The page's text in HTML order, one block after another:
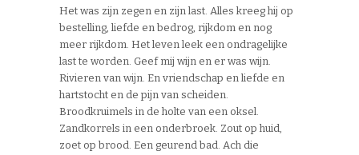
Het was zijn zegen en zijn last. Alles kreeg hij op
bestelling, liefde en bedrog, rijkdom en nog
meer rijkdom. Het leven leek een ondragelijke
last te worden. Geef mij wijn en er was wijn.
Rivieren van wijn. En vriendschap en liefde en
hartstocht en de pijn van scheiden.
Broodkruimels in de holte van een oksel.
Zandkorrels in een onderbroek. Zout op huid,
zoet op brood. Een geurend bad. Ach die